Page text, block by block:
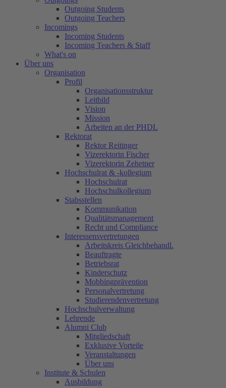
Outgoing Students
Outgoing Teachers
Incomings
Incoming Students
Incoming Teachers & Staff
What's on
Über uns
Organisation
Profil
Organisationsstruktur
Leitbild
Vision
Mission
Arbeiten an der PHDL
Rektorat
Rektor Reitinger
Vizerektorin Fischer
Vizerektorin Zehetner
Hochschulrat & -kollegium
Hochschulrat
Hochschulkollegium
Stabsstellen
Kommunikation
Qualitätsmanagement
Recht und Compliance
Interessensvertretungen
Arbeitskreis Gleichbehandl.
Beauftragte
Betriebsrat
Kinderschutz
Mobbingprävention
Personalvertretung
Studierendenvertretung
Hochschulverwaltung
Lehrende
Alumni Club
Mitgliedschaft
Exklusive Vorteile
Veranstaltungen
Über uns
Institute & Schulen
Ausbildung